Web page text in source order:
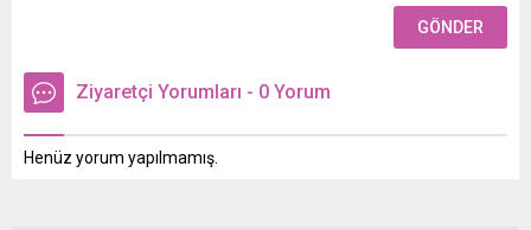
Ziyaretçi Yorumları - 0 Yorum
Henüz yorum yapılmamış.